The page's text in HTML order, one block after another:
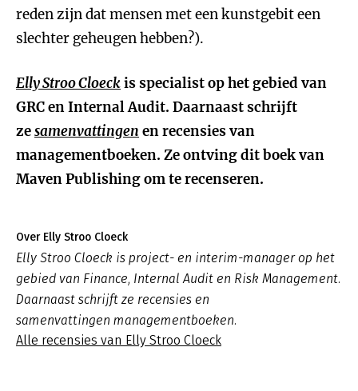
reden zijn dat mensen met een kunstgebit een
slechter geheugen hebben?).
Elly Stroo Cloeckis specialist op het gebied van
GRC en Internal Audit. Daarnaast schrijft
zesamenvattingen en recensies van
managementboeken. Ze ontving dit boek van
Maven Publishing om te recenseren.
Over Elly Stroo Cloeck
Elly Stroo Cloeck is project- en interim-manager op het
gebied van Finance, Internal Audit en Risk Management.
Daarnaast schrijft ze recensies en
samenvattingen managementboeken.
Alle recensies van Elly Stroo Cloeck